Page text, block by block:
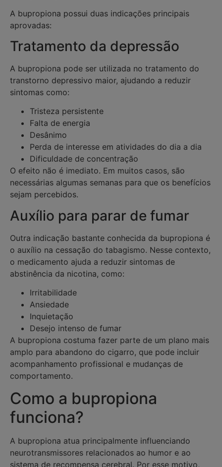
A bupropiona possui duas indicações principais
aprovadas:
Tratamento da depressão
A bupropiona pode ser utilizada no tratamento do
transtorno depressivo maior, ajudando a reduzir
sintomas como:
Tristeza persistente
Falta de energia
Desânimo
Perda de interesse em atividades do dia a dia
Dificuldade de concentração
O efeito não é imediato. Em muitos casos, são
necessárias algumas semanas para que os benefícios
sejam percebidos.
Auxílio para parar de fumar
Outra indicação bastante conhecida da bupropiona é
o auxílio na cessação do tabagismo. Nesse contexto,
o medicamento ajuda a reduzir sintomas de
abstinência da nicotina, como:
Irritabilidade
Ansiedade
Inquietação
Desejo intenso de fumar
A bupropiona costuma fazer parte de um plano mais
amplo para abandono do cigarro, que pode incluir
acompanhamento profissional e mudanças de
comportamento.
Como a bupropiona
funciona?
A bupropiona atua principalmente influenciando
neurotransmissores relacionados ao humor e ao
sistema de recompensa cerebral. Por esse motivo,